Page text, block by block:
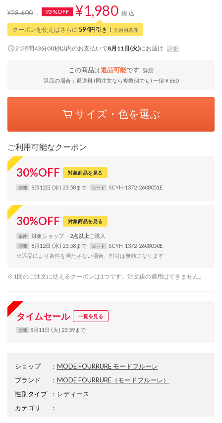
¥28,600 93%OFF ¥1,980 税込
クーポンを使えばさらに 594円引き！ ※適用条件
21時間42分59秒以内のお支払いで8月11日(火)にお届け 詳細
この商品は返品可能です
詳細
返品の場合：返送料 (同注文なら複数個でも) 一律￥660
サイズ・色を選ぶ
ご利用可能なクーポン
30%OFF 対象商品を見る
期間 8月12日 (水) 23:58まで コード SCYH-1372-2608051E
30%OFF 対象商品を見る
条件 対象ショップ 2点以上
期間 8月12日 (水) 23:58まで コード
SCYH-1372-2608050E
※返品により条件を満たさない場合、割引は無効になります
※1回のご注文に使えるクーポンは1つです。注文後の適用はできません。
タイムセール 一覧を見る
期間 8月11日 (火) 23:59まで
ショップ ： MODE FOURRURE モードフルーレ
ブランド
： MODE FOURRURE（モードフルーレ）
性別タイプ
： レディース
カテゴリ
：